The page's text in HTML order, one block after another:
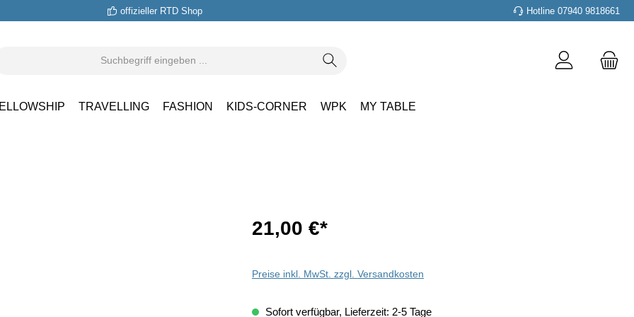
offizieller RTD Shop Hotline 07940 9818661
TRAVELLING FASHION KIDS-CORNER WPK MY TABLE
21,00 €*
Preise inkl. MwSt. zzgl. Versandkosten
Sofort verfügbar, Lieferzeit: 2-5 Tage